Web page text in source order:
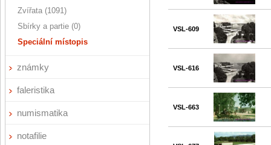
Zvířata (1091)
Sbírky a partie (0)
Speciální místopis
známky
faleristika
numismatika
notafilie
VSL-609
VSL-616
VSL-663